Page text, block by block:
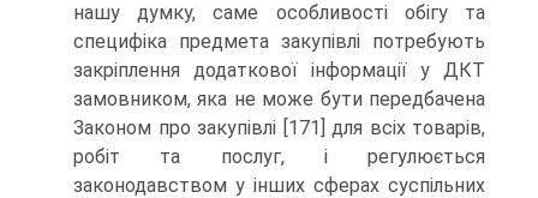
нашу думку, саме особливості обігу та
специфіка предмета закупівлі потребують
закріплення додаткової інформації у ДКТ
замовником, яка не може бути передбачена
Законом про закупівлі [171] для всіх товарів,
робіт та послуг, і регулюється
законодавством у інших сферах суспільних